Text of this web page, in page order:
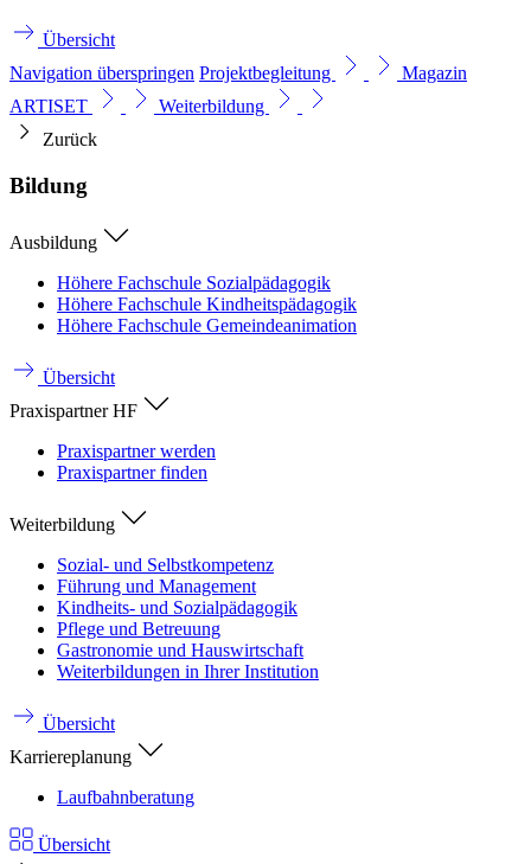
Übersicht
Navigation überspringen Projektbegleitung
Magazin
ARTISET
Weiterbildung
Zurück
Bildung
Ausbildung
Höhere Fachschule Sozialpädagogik
Höhere Fachschule Kindheitspädagogik
Höhere Fachschule Gemeindeanimation
Übersicht
Praxispartner HF
Praxispartner werden
Praxispartner finden
Weiterbildung
Sozial- und Selbstkompetenz
Führung und Management
Kindheits- und Sozialpädagogik
Pflege und Betreuung
Gastronomie und Hauswirtschaft
Weiterbildungen in Ihrer Institution
Übersicht
Karriereplanung
Laufbahnberatung
Übersicht